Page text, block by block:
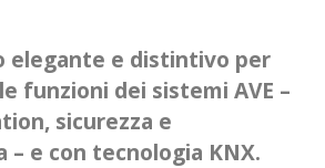
elegante e distintivo per
funzioni dei sistemi AVE –
sicurezza e
e con tecnologia KNX.